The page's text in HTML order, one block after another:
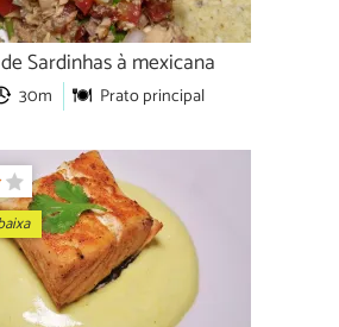
Sardinhas à mexicana
30m Prato principal